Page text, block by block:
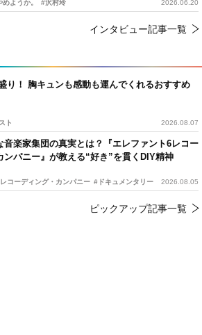
り！ 胸キュンも感動も運んでくれるおすすめ
ト 2026.08.07
音楽家集団の真実とは？『エレファント6レコー
ンパニー』が教える“好き”を貫くDIY精神
コーディング・カンパニー #ドキュメンタリー 2026.08.05
ピックアップ記事一覧
ようか。 #沢村玲 2026.06.20
インタビュー記事一覧